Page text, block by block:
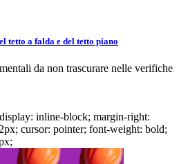
tetto a falda e del tetto piano
da non trascurare nelle verifiche
inline-block; margin-right:
cursor: pointer; font-weight: bold;